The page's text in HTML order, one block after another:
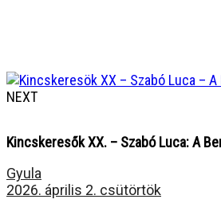
NEXT
Kincskeresők XX. – Szabó Luca: A
Gyula
2026. április 2. csütörtök